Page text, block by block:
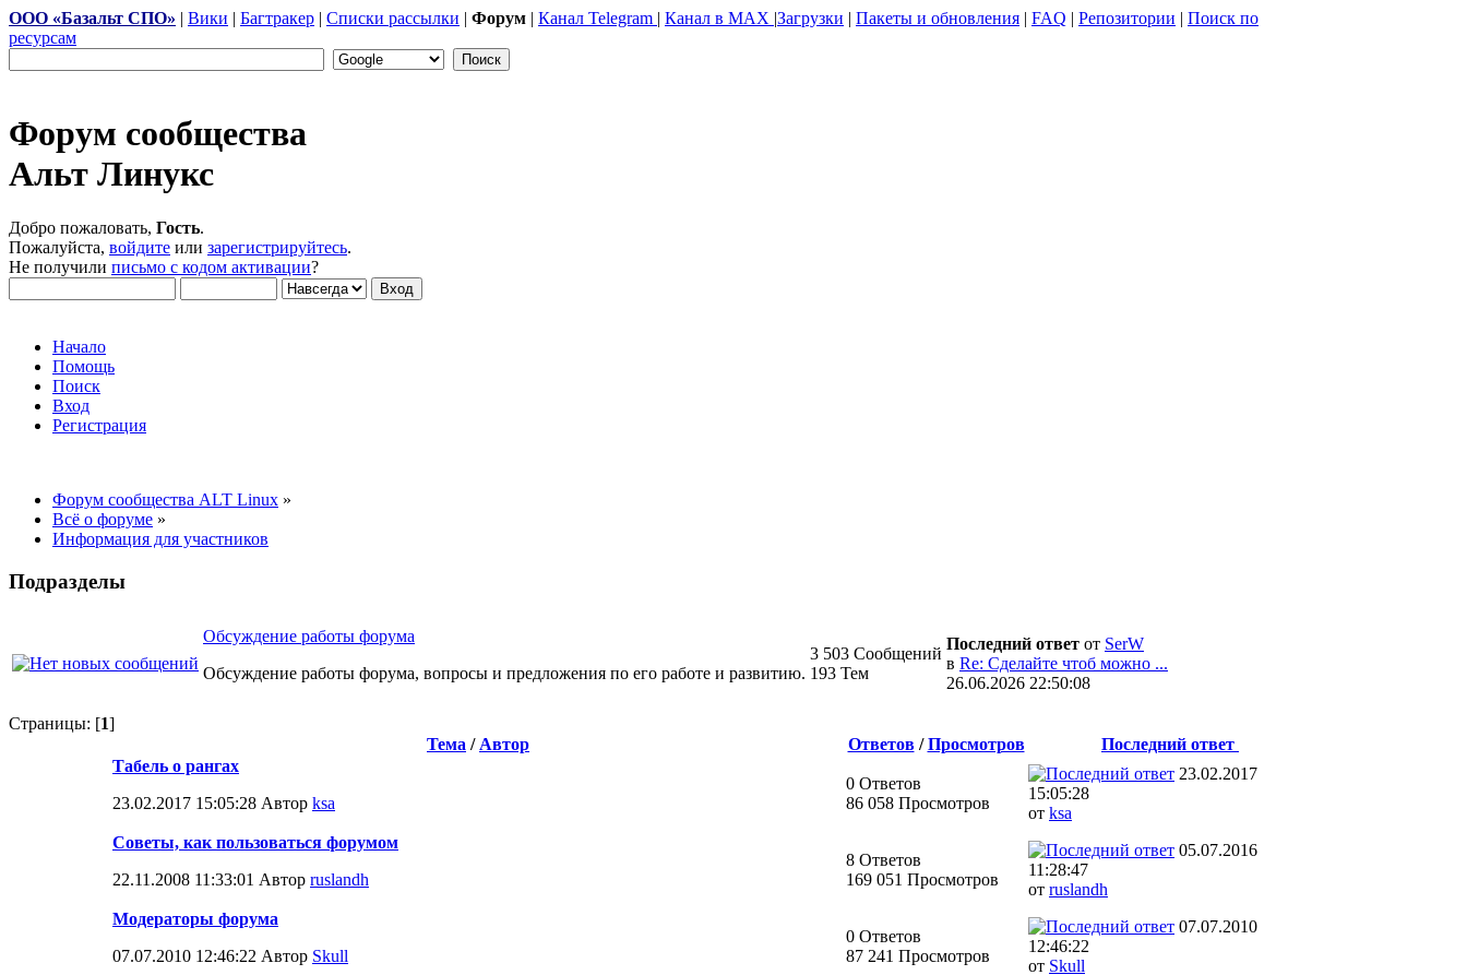
ООО «Базальт СПО» | Вики | Багтракер | Списки рассылки | Форум | Канал Telegram | Канал в MAX |Загрузки | Пакеты и обновления | FAQ | Репозитории | Поиск по
ресурсам
Форум сообщества
Альт Линукс
Добро пожаловать, Гость.
Пожалуйста, войдите или зарегистрируйтесь.
Не получили письмо с кодом активации?
Начало
Помощь
Поиск
Вход
Регистрация
Форум сообщества ALT Linux »
Всё о форуме »
Информация для участников
Подразделы
Обсуждение работы форума
Обсуждение работы форума, вопросы и предложения по его работе и развитию.
3 503 Сообщений
193 Тем
Последний ответ от SerW
в Re: Сделайте чтоб можно ...
26.06.2026 22:50:08
Страницы: [1]
Тема / Автор Ответов/Просмотров
Последний ответ
Табель о рангах
23.02.2017 15:05:28 Автор ksa
0 Ответов
86 058 Просмотров
23.02.2017
15:05:28
от ksa
Советы, как пользоваться форумом
22.11.2008 11:33:01 Автор ruslandh
8 Ответов
169 051 Просмотров
05.07.2016
11:28:47
от ruslandh
Модераторы форума
07.07.2010 12:46:22 Автор Skull
0 Ответов
87 241 Просмотров
07.07.2010
12:46:22
от Skull